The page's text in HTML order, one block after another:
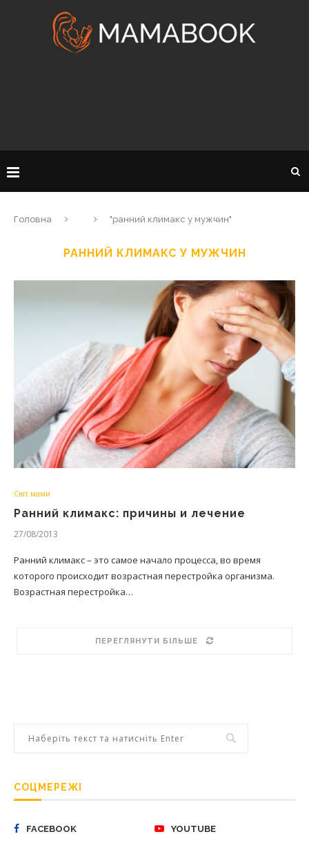
Головна "ранний климакс у мужчин"
РАННИЙ КЛИМАКС У МУЖЧИН
Світ мами
Ранний климакс: причины и лечение
27/08/2013
Ранний климакс – это самое начало процесса, во время
которого происходит возрастная перестройка организма.
Возрастная перестройка…
ПЕРЕГЛЯНУТИ БІЛЬШЕ
СОЦМЕРЕЖІ
FACEBOOK YOUTUBE